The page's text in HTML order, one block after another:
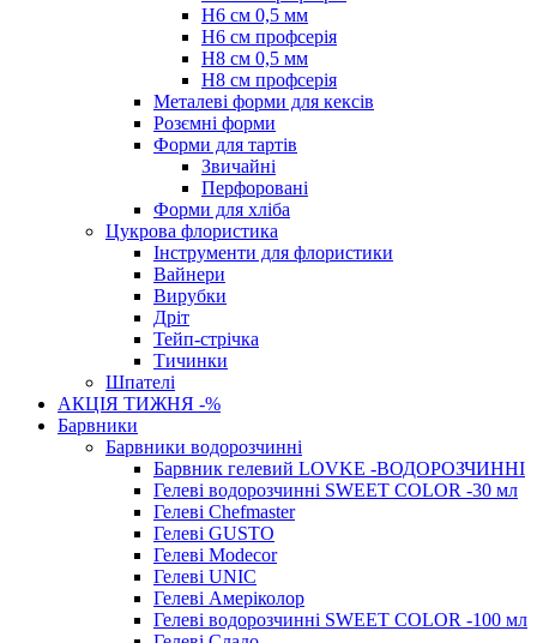
Н6 см 0,5 мм
Н6 см профсерія
Н8 см 0,5 мм
Н8 см профсерія
Металеві форми для кексів
Розємні форми
Форми для тартів
Звичайні
Перфоровані
Форми для хліба
Цукрова флористика
Інструменти для флористики
Вайнери
Вирубки
Дріт
Тейп-стрічка
Тичинки
Шпателі
АКЦІЯ ТИЖНЯ -%
Барвники
Барвники водорозчинні
Барвник гелевий LOVKE -ВОДОРОЗЧИННІ
Гелеві водорозчинні SWEET COLOR -30 мл
Гелеві Chefmaster
Гелеві GUSTO
Гелеві Modecor
Гелеві UNIC
Гелеві Амеріколор
Гелеві водорозчинні SWEET COLOR -100 мл